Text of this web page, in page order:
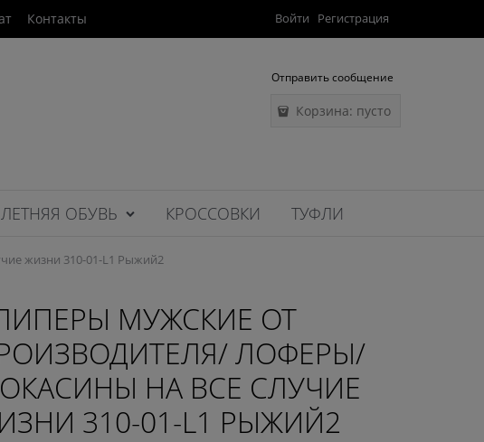
Контакты Войти Регистрация
Отправить сообщение
Корзина: пусто
ЛЕТНЯЯ ОБУВЬ КРОССОВКИ ТУФЛИ
жизни 310-01-L1 Рыжий2
МУЖСКИЕ ОТ
ЛОФЕРЫ/
НА ВСЕ СЛУЧИЕ
310-01-L1 РЫЖИЙ2